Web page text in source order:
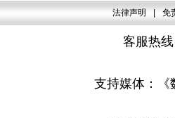
法律声明 免
客服热
支持媒体：